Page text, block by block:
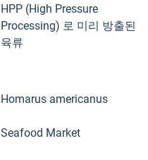
HPP (High Pressure
Processing) 로 미리 방출된
육류
Homarus americanus
Seafood Market